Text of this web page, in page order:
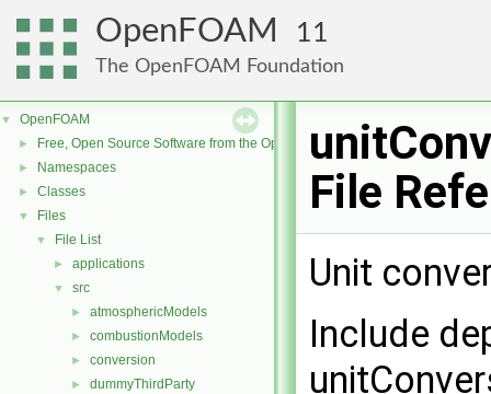
OpenFOAM 11
The OpenFOAM Foundation
▼ OpenFOAM
► Free, Open Source Software from the OpenFOAM Foundation
► Namespaces
► Classes
▼ Files
▼ File List
► applications
▼ src
► atmosphericModels
► combustionModels
► conversion
► dummyThirdParty
File
Unit
Include